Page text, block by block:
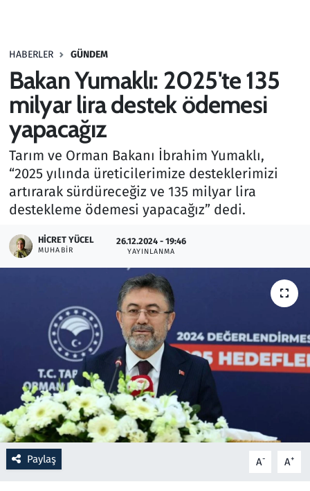
HABERLER GÜNDEM
Bakan Yumaklı: 2025'te 135
milyar lira destek ödemesi
yapacağız
Tarım ve Orman Bakanı İbrahim Yumaklı,
“2025 yılında üreticilerimize desteklerimizi
artırarak sürdüreceğiz ve 135 milyar lira
destekleme ödemesi yapacağız” dedi.
HICRET YÜCEL
MUHABIR
26.12.2024 - 19:46
YAYINLANMA
Paylaş A- A+
Haber
Kültür Sanat
Kurumsal Haberler
Lezzet Durağı
Memur ve Kamu
Otomobil
Oyun
Ramazan
Resmi İlanlar
Rüya Tabirleri
Sağlık
Savunma Sanayi